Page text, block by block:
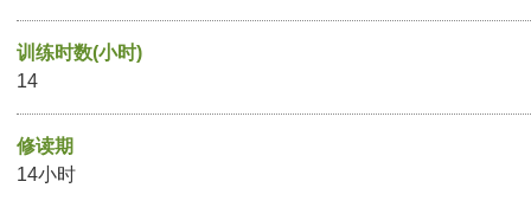
训练时数(小时)
14
修读期
14小时